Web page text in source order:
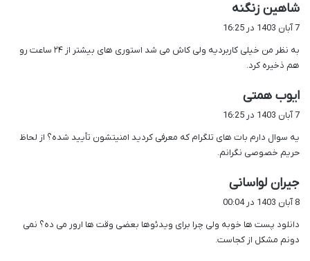
شاهین زنگنه
ف
:
7 آبان 1403 در 16:25
به نظر من خیلی کاربردیه ولی کاش می شد استوری های بیشتر از ۲۴ ساعت رو
هم ذخیره کرد.
ایوب همتی
ف
:
7 آبان 1403 در 16:25
یه سوال دارم بات های تلگرام که معرفی کردید امنیتشون تأیید شده؟ از لحاظ
حریم خصوصی نگرانم.
جیران لواسانی
ف
:
8 آبان 1403 در 00:04
دانلود پست ها خوبه ولی چرا برای ویدئوها بعضی وقت ها ارور می ده؟ نمی
دونم مشکل از کجاست.